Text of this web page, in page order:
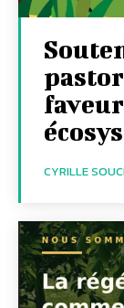
CYRILLE